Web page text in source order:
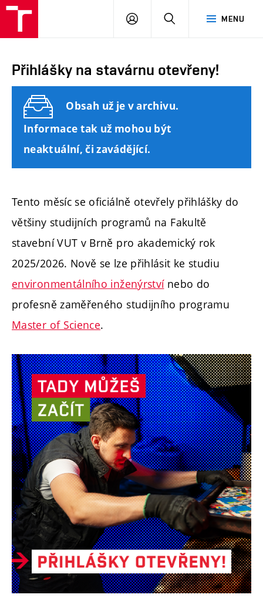
Brno
MENU
PŘIHLÁSIT
Přihlášky na stavárnu otevřeny!
Obsah už je v archivu.
Informace tak už mohou být
neaktuální, či zavádějící.
Tento měsíc se oficiálně otevřely přihlášky do
většiny studijních programů na Fakultě
stavební VUT v Brně pro akademický rok
2025/2026. Nově se lze přihlásit ke studiu
environmentálního inženýrstvínebo do
profesně zaměřeného studijního programu
Master of Science.